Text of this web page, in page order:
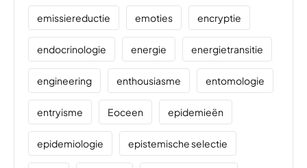
emissiereductie emoties encryptie
endocrinologie energie energietransitie
engineering enthousiasme entomologie
entryisme Eoceen epidemieën
epidemiologie epistemische selectie